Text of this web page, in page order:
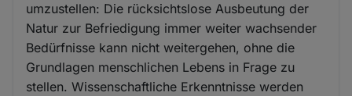
umzustellen: Die rücksichtslose Ausbeutung der
Natur zur Befriedigung immer weiter wachsender
Bedürfnisse kann nicht weitergehen, ohne die
Grundlagen menschlichen Lebens in Frage zu
stellen. Wissenschaftliche Erkenntnisse werden